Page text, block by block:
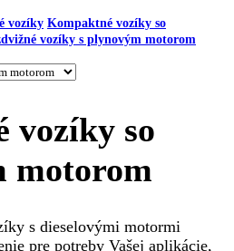
vozíky Kompaktné vozíky so
vozíky s plynovým motorom
vozíky so
motorom
s dieselovými motormi
pre potreby Vašej aplikácie,